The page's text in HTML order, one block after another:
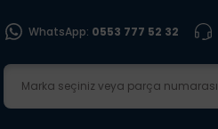
WhatsApp: 0553 777 52 32